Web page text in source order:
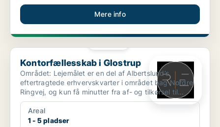
Mere info
Kontorfællesskab i Glostrup
Kontorfællesskab i Glostrup
Området: Lejemålet er en del af Albertslund’s
eftertragtede erhvervskvarter i området bag Nordre
Ringvej, og kun få minutter fra af- og tilkørsel til
motorv...
Areal
1 - 5 pladser